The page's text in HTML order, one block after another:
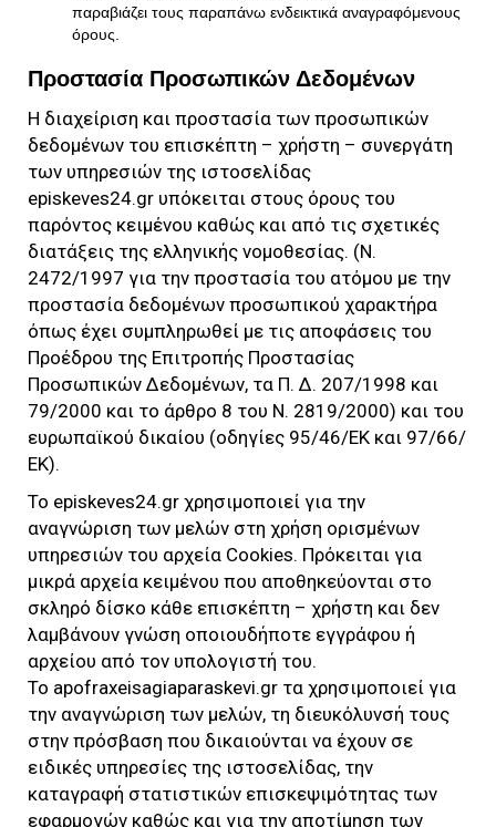
παραβιάζει τους παραπάνω ενδεικτικά αναγραφόμενους
όρους.
Προστασία Προσωπικών Δεδομένων
Η διαχείριση και προστασία των προσωπικών
δεδομένων του επισκέπτη – χρήστη – συνεργάτη
των υπηρεσιών της ιστοσελίδας
episkeves24.gr υπόκειται στους όρους του
παρόντος κειμένου καθώς και από τις σχετικές
διατάξεις της ελληνικής νομοθεσίας. (Ν.
2472/1997 για την προστασία του ατόμου με την
προστασία δεδομένων προσωπικού χαρακτήρα
όπως έχει συμπληρωθεί με τις αποφάσεις του
Προέδρου της Επιτροπής Προστασίας
Προσωπικών Δεδομένων, τα Π. Δ. 207/1998 και
79/2000 και το άρθρο 8 του Ν. 2819/2000) και του
ευρωπαϊκού δικαίου (οδηγίες 95/46/ΕΚ και 97/66/
ΕΚ).
Το episkeves24.gr χρησιμοποιεί για την
αναγνώριση των μελών στη χρήση ορισμένων
υπηρεσιών του αρχεία Cookies. Πρόκειται για
μικρά αρχεία κειμένου που αποθηκεύονται στο
σκληρό δίσκο κάθε επισκέπτη – χρήστη και δεν
λαμβάνουν γνώση οποιουδήποτε εγγράφου ή
αρχείου από τον υπολογιστή του.
Το apofraxeisagiaparaskevi.gr τα χρησιμοποιεί για
την αναγνώριση των μελών, τη διευκόλυνσή τους
στην πρόσβαση που δικαιούνται να έχουν σε
ειδικές υπηρεσίες της ιστοσελίδας, την
καταγραφή στατιστικών επισκεψιμότητας των
εφαρμογών καθώς και για την αποτίμηση των